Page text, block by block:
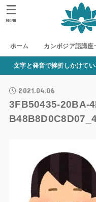
ホーム カンボジア語講座
MENU
文字と発音で挫折しかけて
2021.04.06
3FB50435-20BA-